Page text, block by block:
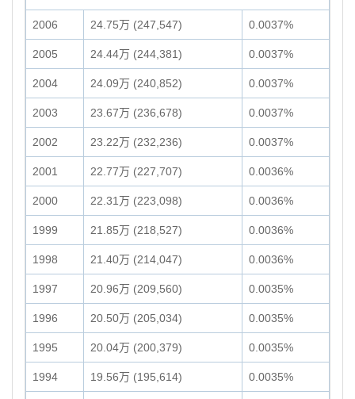
2006 24.75万 (247,547) 0.0037%
2005 24.44万 (244,381) 0.0037%
2004 24.09万 (240,852) 0.0037%
2003 23.67万 (236,678) 0.0037%
2002 23.22万 (232,236) 0.0037%
2001 22.77万 (227,707) 0.0036%
2000 22.31万 (223,098) 0.0036%
1999 21.85万 (218,527) 0.0036%
1998 21.40万 (214,047) 0.0036%
1997 20.96万 (209,560) 0.0035%
1996 20.50万 (205,034) 0.0035%
1995 20.04万 (200,379) 0.0035%
1994 19.56万 (195,614) 0.0035%